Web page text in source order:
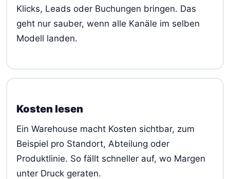
Klicks, Leads oder Buchungen bringen. Das
geht nur sauber, wenn alle Kanäle im selben
Modell landen.
Kosten lesen
Ein Warehouse macht Kosten sichtbar, zum
Beispiel pro Standort, Abteilung oder
Produktlinie. So fällt schneller auf, wo Margen
unter Druck geraten.